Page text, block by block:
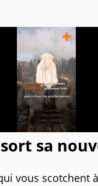
sa
vous scotchent